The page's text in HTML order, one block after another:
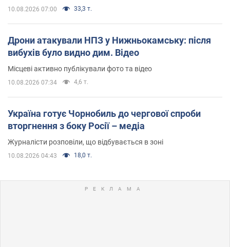
10.08.2026 07:00 33,3 т.
Дрони атакували НПЗ у Нижньокамську: після
вибухів було видно дим. Відео
Місцеві активно публікували фото та відео
10.08.2026 07:34 4,6 т.
Україна готує Чорнобиль до чергової спроби
вторгнення з боку Росії – медіа
Журналісти розповіли, що відбувається в зоні
10.08.2026 04:43 18,0 т.